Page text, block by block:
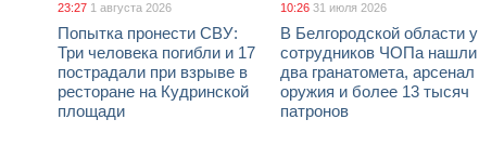
23:27 1 августа 2026
Попытка пронести СВУ:
Три человека погибли и 17
пострадали при взрыве в
ресторане на Кудринской
площади
10:26 31 июля 2026
В Белгородской области у
сотрудников ЧОПа нашли
два гранатомета, арсенал
оружия и более 13 тысяч
патронов